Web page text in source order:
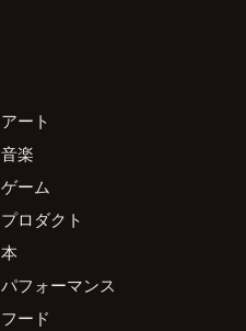
アート
音楽
ゲーム
プロダクト
本
パフォーマンス
フード